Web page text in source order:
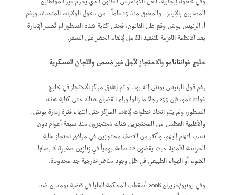
المصابين بالإيدز - والمطبق منذ 15 عاماً - من دخول الولايات المتحدة. ورغم
أ، الرئيس بوش وقع على القانون، فحتى كتابة هذه السطور لم تُصدر الإدارة
بعد الأنظمة اللازمة للتنفيذ الكامل لإلغاء الحظر على السفر.
خليج غوانتانامو والاحتجاز لأجل غير مُسمى واللجان العسكرية
رغم قول الرئيس بوش إنه يود لو تم إغلاق مركز الاحتجاز في خليج
غوانتانامو، فإن 255 رجلاً ما زالوا وراء القضبان هناك حتى كتابة هذه
السطور، ولم يتم اتخاذ خطوات لإغلاء المركز حتى انتهاء فترة إدارة بوش.
والأغلبية العظمى من المحتجزين هناك مُحتجزون منذ سبعة أعوام دون
نسب اتهام إليهم. وأكثر من النصف محتجزين في مرافق احتجاز عالية
الحراسة الأمنية حيث يقضون 22 ساعة يومياً في زنازين صغيرة لا يصلها
الضوء أو الهواء الطبيعي في ظل وجود مناظر خارجية جد محدودة.
وفي يونيو/حزيران 2008 أسقطت المحكمة العليا في قضية بومدين ضد